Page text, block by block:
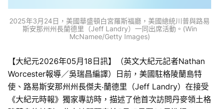
2025年3月24日，美國華盛頓白宮羅斯福廳，美國總統川普與路易
斯安那州州長蘭德里（Jeff Landry）一同出席活動。(Win
McNamee/Getty Images)
【大紀元2026年05月18日訊】（英文大紀元記者Nathan
Worcester報導／吳瑞昌編譯）日前，美國駐格陵蘭島特
使、路易斯安那州州長傑夫‧蘭德里（Jeff Landry）在接受
《大紀元時報》獨家專訪時，描述了他首次訪問丹麥領土格